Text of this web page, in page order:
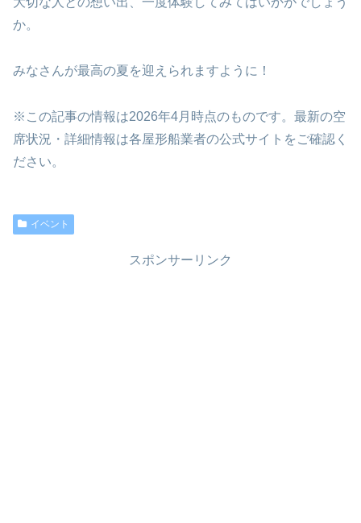
か。
みなさんが最高の夏を迎えられますように！
※この記事の情報は2026年4月時点のものです。最新の空
席状況・詳細情報は各屋形船業者の公式サイトをご確認く
ださい。
イベント
スポンサーリンク